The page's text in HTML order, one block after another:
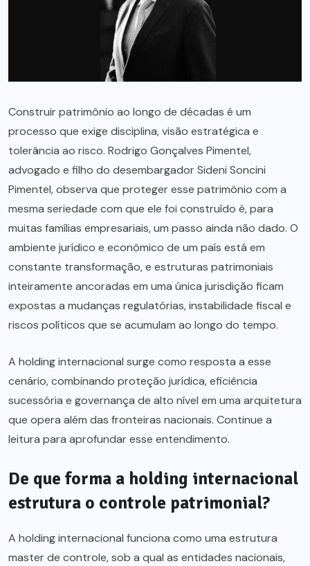
Construir patrimônio ao longo de décadas é um
processo que exige disciplina, visão estratégica e
tolerância ao risco. Rodrigo Gonçalves Pimentel,
advogado e filho do desembargador Sideni Soncini
Pimentel, observa que proteger esse patrimônio com a
mesma seriedade com que ele foi construído é, para
muitas famílias empresariais, um passo ainda não dado. O
ambiente jurídico e econômico de um país está em
constante transformação, e estruturas patrimoniais
inteiramente ancoradas em uma única jurisdição ficam
expostas a mudanças regulatórias, instabilidade fiscal e
riscos políticos que se acumulam ao longo do tempo.
A holding internacional surge como resposta a esse
cenário, combinando proteção jurídica, eficiência
sucessória e governança de alto nível em uma arquitetura
que opera além das fronteiras nacionais. Continue a
leitura para aprofundar esse entendimento.
De que forma a holding internacional
estrutura o controle patrimonial?
A holding internacional funciona como uma estrutura
master de controle, sob a qual as entidades nacionais,